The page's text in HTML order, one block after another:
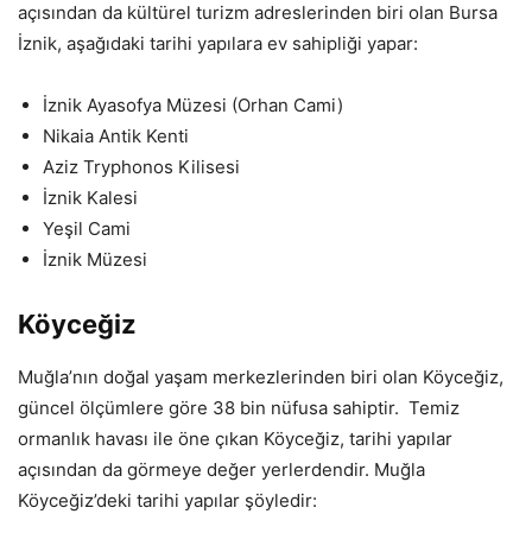
açısından da kültürel turizm adreslerinden biri olan Bursa
İznik, aşağıdaki tarihi yapılara ev sahipliği yapar:
İznik Ayasofya Müzesi (Orhan Cami)
Nikaia Antik Kenti
Aziz Tryphonos Kilisesi
İznik Kalesi
Yeşil Cami
İznik Müzesi
Köyceğiz
Muğla’nın doğal yaşam merkezlerinden biri olan Köyceğiz,
güncel ölçümlere göre 38 bin nüfusa sahiptir. Temiz
ormanlık havası ile öne çıkan Köyceğiz, tarihi yapılar
açısından da görmeye değer yerlerdendir. Muğla
Köyceğiz’deki tarihi yapılar şöyledir: